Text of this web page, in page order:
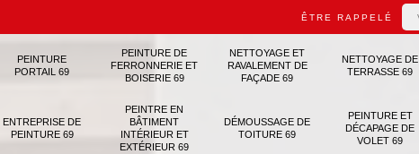
ÊTRE RAPPELÉ
PEINTURE
PORTAIL 69
PEINTURE DE
FERRONNERIE ET
BOISERIE 69
NETTOYAGE ET
RAVALEMENT DE
FAÇADE 69
NETTOYAGE DE
TERRASSE 69
ENTREPRISE DE
PEINTURE 69
PEINTRE EN
BÂTIMENT
INTÉRIEUR ET
EXTÉRIEUR 69
DÉMOUSSAGE DE
TOITURE 69
PEINTURE ET
DÉCAPAGE DE
VOLET 69